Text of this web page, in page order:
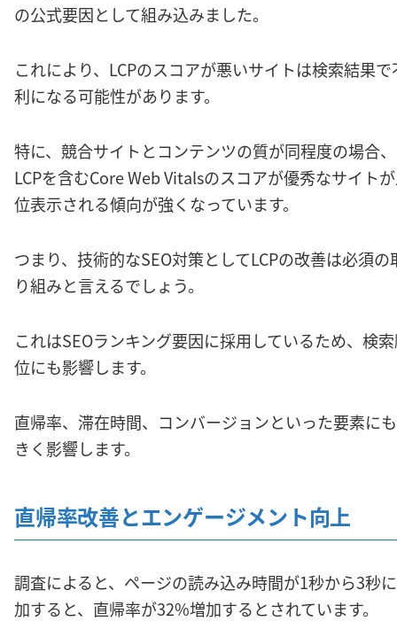
の公式要因として組み込みました。
これにより、LCPのスコアが悪いサイトは検索結果で
利になる可能性があります。
特に、競合サイトとコンテンツの質が同程度の場合、
LCPを含むCore Web Vitalsのスコアが優秀なサイト
位表示される傾向が強くなっています。
つまり、技術的なSEO対策としてLCPの改善は必須の
り組みと言えるでしょう。
これはSEOランキング要因に採用しているため、検
位にも影響します。
直帰率、滞在時間、コンバージョンといった要素に
きく影響します。
直帰率改善とエンゲージメント向上
調査によると、ページの読み込み時間が1秒から3秒
加すると、直帰率が32%増加するとされています。